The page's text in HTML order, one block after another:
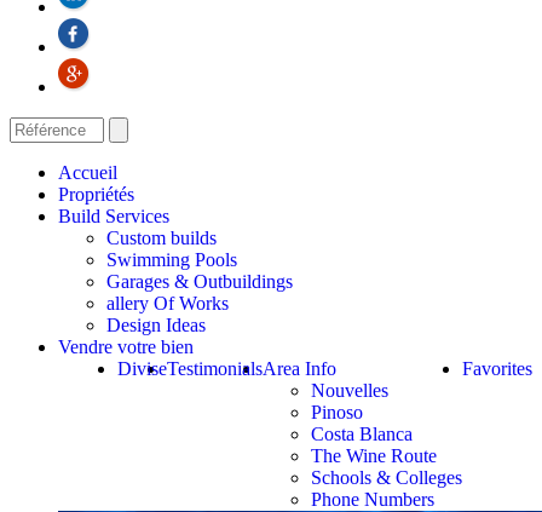
Accueil
Propriétés
Build Services
Custom builds
Swimming Pools
Garages & Outbuildings
allery Of Works
Design Ideas
Vendre votre bien
Favorites
Area Info
Nouvelles
Pinoso
Costa Blanca
The Wine Route
Schools & Colleges
Phone Numbers
Testimonials
Divise